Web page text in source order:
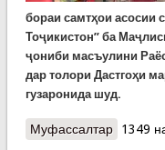
бораи самтҳои асосии
Тоҷикистон” ба
ҷониби масъулини
дар толори Дастгоҳи
гузаронида шуд.
Муфассалтаро1349